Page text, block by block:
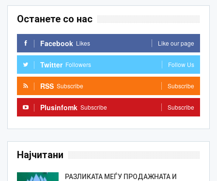
Останете со нас
Facebook Likes Like our page
Twitter Followers Follow Us
RSS Subscribe Subscribe
Plusinfomk Subscribe Subscribe
Најчитани
РАЗЛИКАТА МЕЃУ ПРОДАЖНАТА И